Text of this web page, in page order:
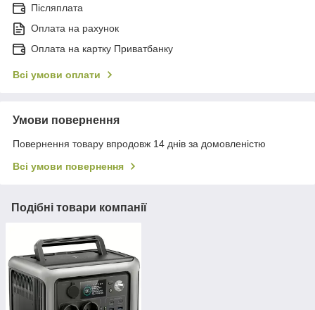
Післяплата
Оплата на рахунок
Оплата на картку Приватбанку
Всі умови оплати
Умови повернення
Повернення товару впродовж 14 днів за домовленістю
Всі умови повернення
Подібні товари компанії